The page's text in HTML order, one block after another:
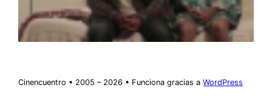
Cinencuentro • 2005 – 2026 • Funciona gracias aWordPress